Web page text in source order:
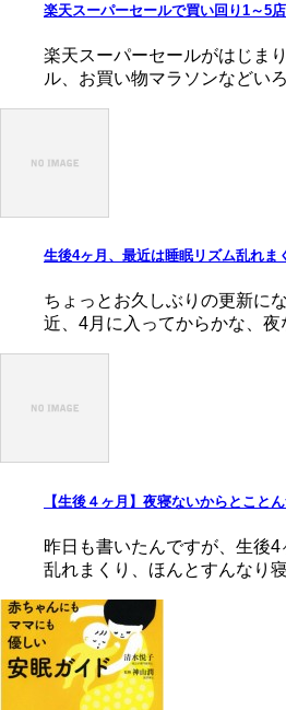
楽天スーパーセールで買い回り1～5
楽天スーパーセールがはじま
ル、お買い物マラソンなどい
生後4ヶ月、最近は睡眠リズム乱れま
ちょっとお久しぶりの更新に
近、4月に入ってからかな、
【生後４ヶ月】夜寝ないからとこと
昨日も書いたんですが、生後
乱れまくり、ほんとすんなり